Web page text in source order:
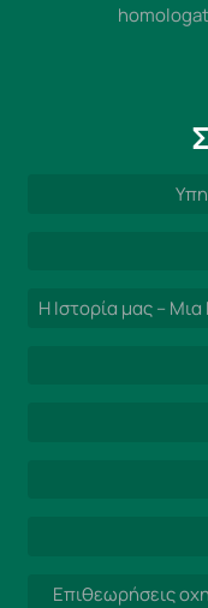
Η Ιστορία μας –
Επιθεωρήσεις